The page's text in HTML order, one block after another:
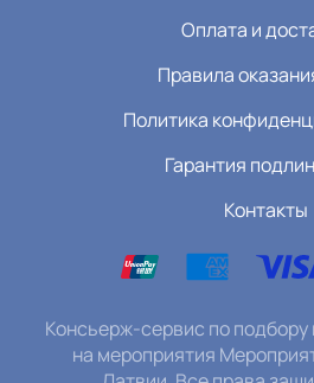
Оплата и
Правила
Политика
Гарантия
Контакты
Консьерж-сервис по подбору
на мероприятия